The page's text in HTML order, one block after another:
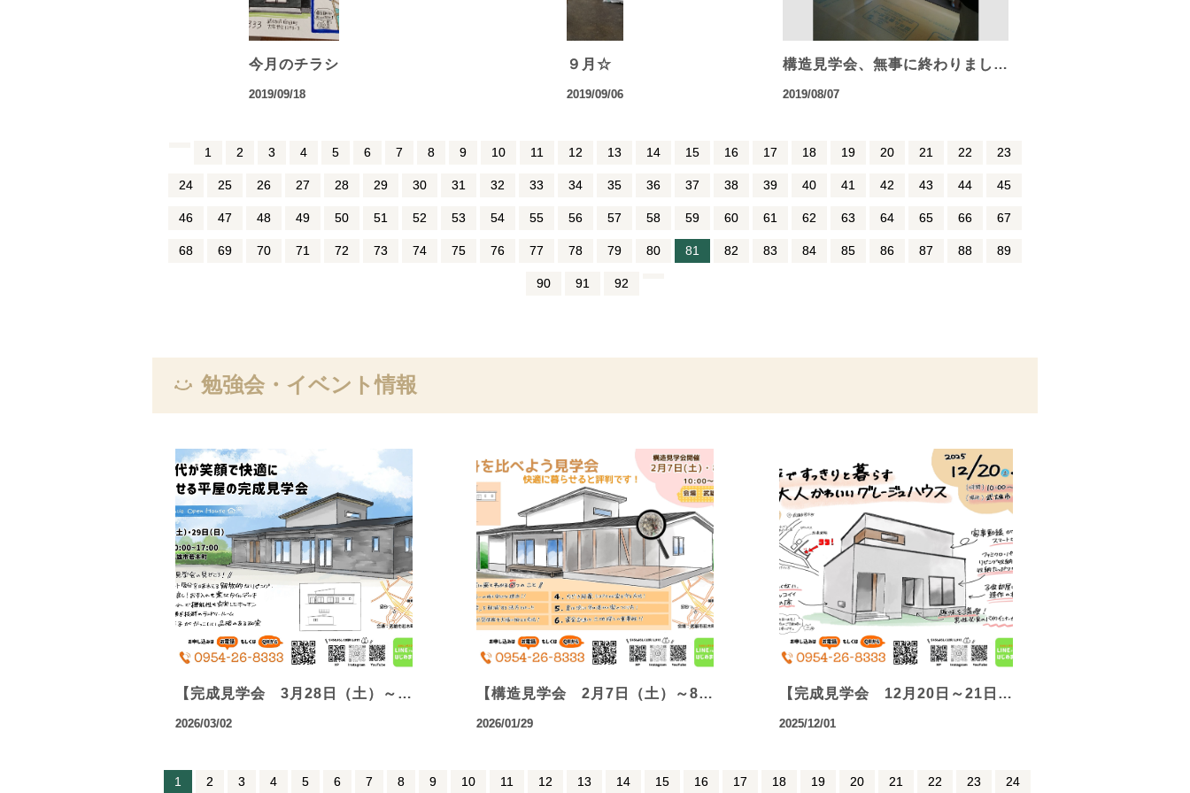
今月のチラシ
2019/09/18
９月☆
2019/09/06
構造見学会、無事に終わりまし…
2019/08/07
1 2 3 4 5 6 7 8 9 10 11 12 13 14 15 16 17 18 19 20 21 22 23
24 25 26 27 28 29 30 31 32 33 34 35 36 37 38 39 40 41 42 43 44 45
46 47 48 49 50 51 52 53 54 55 56 57 58 59 60 61 62 63 64 65 66 67
68 69 70 71 72 73 74 75 76 77 78 79 80 81 82 83 84 85 86 87 88 89
90 91 92
勉強会・イベント情報
【完成見学会 3月28日（土）～…
2026/03/02
【構造見学会 2月7日（土）～8…
2026/01/29
【完成見学会 12月20日～21日…
2025/12/01
1 2 3 4 5 6 7 8 9 10 11 12 13 14 15 16 17 18 19 20 21 22 23 24